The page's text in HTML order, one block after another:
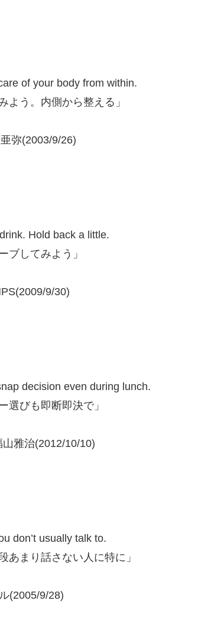
of your body from within.
よう。内側から整える」
弥(2003/9/26)
Hold back a little.
ブしてみよう」
9/30)
decision even during lunch.
選びも即断即決で」
雅治(2012/10/10)
don’t usually talk to.
あまり話さない人に特に」
(2005/9/28)